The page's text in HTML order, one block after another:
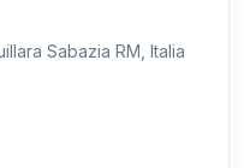
Sabazia RM, Italia